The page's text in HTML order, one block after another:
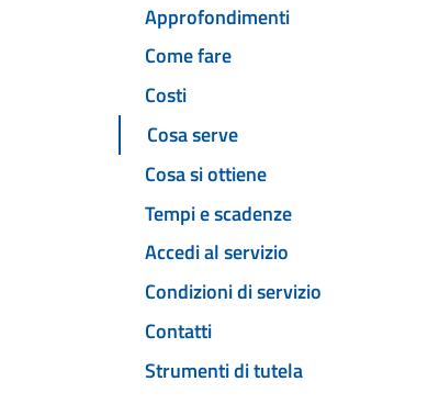
Approfondimenti
Come fare
Costi
Cosa serve
Cosa si ottiene
Tempi e scadenze
Accedi al servizio
Condizioni di servizio
Contatti
Strumenti di tutela